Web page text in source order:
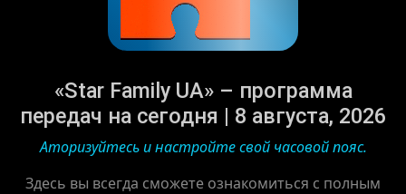
«Star Family UA» – программа
передач на сегодня | 8 августа, 2026
Аторизуйтесь и настройте свой часовой пояс.
Здесь вы всегда сможете ознакомиться с полным